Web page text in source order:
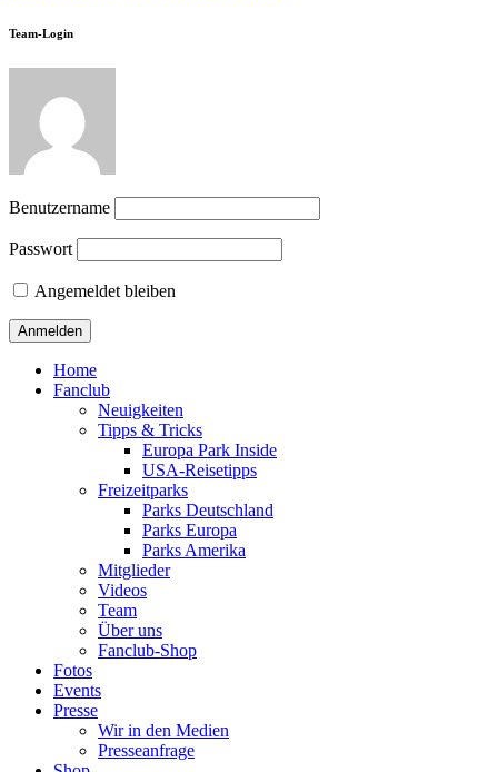
Team-Login
Benutzername
Passwort
Angemeldet bleiben
Home
Fanclub
Neuigkeiten
Tipps & Tricks
Europa Park Inside
USA-Reisetipps
Freizeitparks
Parks Deutschland
Parks Europa
Parks Amerika
Mitglieder
Videos
Team
Über uns
Fanclub-Shop
Fotos
Events
Presse
Wir in den Medien
Presseanfrage